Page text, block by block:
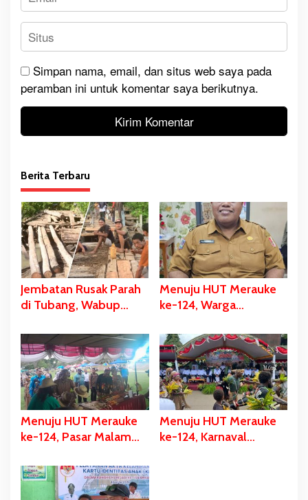
Simpan nama, email, dan situs web saya pada
peramban ini untuk komentar saya berikutnya.
Berita Terbaru
Jembatan Rusak Parah
di Tubang, Wabup
dan Eksekusi Berikan
Bantuan Dana
Perbaikan
Menuju HUT Merauke
ke-124, Warga
Akan Dapat Kado
Spesial
Menuju HUT Merauke
ke-124, Pasar Malam
Berpartisipasi Dalam
Bazar Kuliner
Menuju HUT Merauke
ke-124, Karnaval